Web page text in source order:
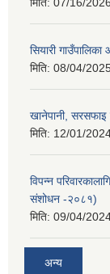
मिति: 07/16/
सियारी
मिति: 08/04/
खानेपानी,
मिति: 12/01/
विपन्न
संशोधन -२०८१)
मिति: 09/04/
अन्य